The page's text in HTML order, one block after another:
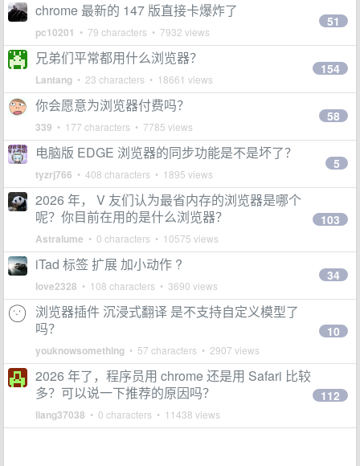
chrome 最新的 147 版直接卡爆炸了
pc10201 • 79 characters • 7932 views
51
兄弟们平常都用什么浏览器？
Lantang • 23 characters • 18661 views
154
你会愿意为浏览器付费吗？
339 • 177 characters • 7785 views
58
电脑版 EDGE 浏览器的同步功能是不是坏了？
tyzrj766 • 408 characters • 1895 views
5
2026 年， V 友们认为最省内存的浏览器是哪个
呢？你目前在用的是什么浏览器？
Astralume • 0 characters • 10575 views
103
iTad 标签 扩展 加小动作 ?
love2328 • 108 characters • 3690 views
34
浏览器插件 沉浸式翻译 是不支持自定义模型了
吗？
youknowsomething • 57 characters • 2907 views
10
2026 年了，程序员用 chrome 还是用 Safari 比较
多？可以说一下推荐的原因吗？
liang37038 • 0 characters • 11438 views
112